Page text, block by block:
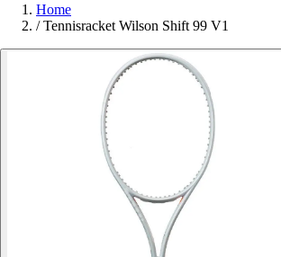
Home
/ Tennisracket Wilson Shift 99 V1